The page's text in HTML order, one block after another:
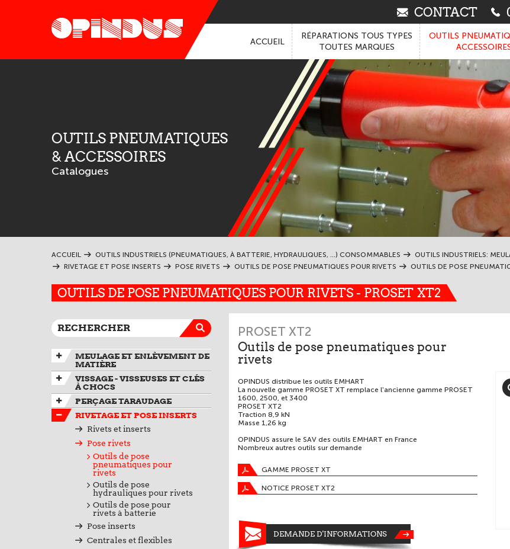
CONTACT
ACCUEIL
RÉPARATIONS TOUS TYPES
TOUTES MARQUES
OUTILS
OUTILS PNEUMATIQUES
& ACCESSOIRES
Catalogues
ACCUEIL OUTILS INDUSTRIELS (PNEUMATIQUES, À BATTERIE, HYDRAULIQUES, ...) CONSOMMABLES
OUTILS INDUSTRIELS:
RIVETAGE ET POSE INSERTS
POSE RIVETS OUTILS DE POSE PNEUMATIQUES POUR RIVETS OUTILS DE POSE
OUTILS DE POSE PNEUMATIQUES POUR RIVETS - PROSET XT2
MEULAGE ET ENLÈVEMENT DE
MATIÈRE
VISSAGE - VISSEUSES ET CLÉS
À CHOCS
PERÇAGE TARAUDAGE
RIVETAGE ET POSE INSERTS
Rivets et inserts
Pose rivets
Outils de pose
pneumatiques pour
rivets
Outils de pose
hydrauliques pour rivets
Outils de pose pour
rivets à batterie
Pose inserts
Centrales et flexibles
PROSET XT2
Outils de pose pneumatiques pour
rivets
OPINDUS distribue les outils EMHART
La nouvelle gamme PROSET XT remplace l'ancienne gamme PROSET
1600, 2500, et 3400
PROSET XT2
Traction 8,9 kN
Masse 1,26 kg
OPINDUS assure le SAV des outils EMHART en France
Nombreux autres outils sur demande
GAMME PROSET XT
NOTICE PROSET XT2
DEMANDE D'INFORMATIONS